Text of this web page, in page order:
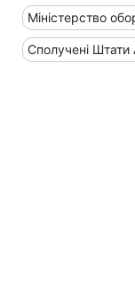
Міністерство
Сполучені